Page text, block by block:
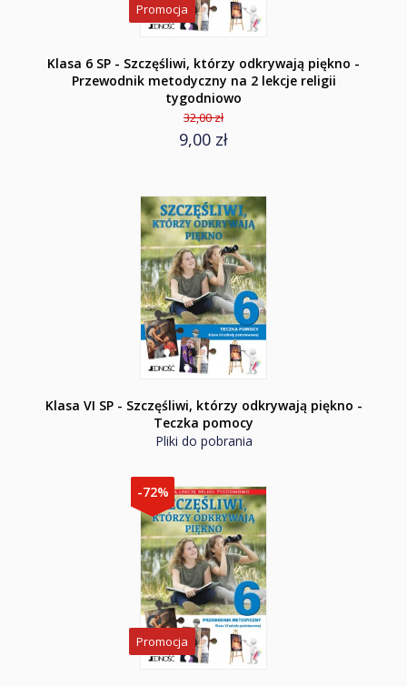
Promocja
Klasa 6 SP - Szczęśliwi, którzy odkrywają piękno -
Przewodnik metodyczny na 2 lekcje religii
tygodniowo
32,00 zł
9,00 zł
Klasa VI SP - Szczęśliwi, którzy odkrywają piękno -
Teczka pomocy
Pliki do pobrania
-72%
Promocja